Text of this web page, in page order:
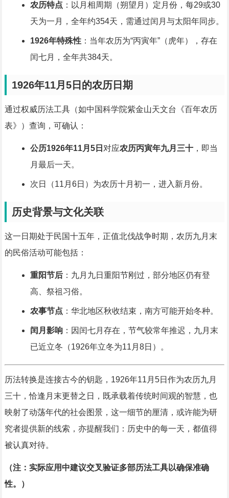
农历特点 ：以月相周期（朔望月）定月份，每29或30
天为一月，全年约354天，需通过闰月与太阳年同步。
1926年特殊性：当年农历为“丙寅年”（虎年），存在
闰七月，全年共384天。
1926年11月5日的农历日期
通过权威历法工具（如中国科学院紫金山天文台《百年农历
表》）查询，可确认：
公历1926年11月5日 对应农历丙寅年九月三十，即当
月最后一天。
次日（11月6日）为农历十月初一，进入新月份。
历史背景与文化关联
这一日期处于民国十五年，正值北伐战争时期，农历九月末
的民俗活动可能包括：
重阳节后：九月九日重阳节刚过，部分地区仍有登
高、祭祖习俗。
农事节点 ：华北地区秋收结束，南方可能开始冬种。
闰月影响：因闰七月存在，节气较常年推迟，九月末
已近立冬（1926年立冬为11月8日）。
历法转换是连接古今的钥匙，1926年11月5日作为农历九月
三十，恰逢月末更替之日，既承载着传统时间观的智慧，也
映射了动荡年代的社会图景，这一细节的厘清，或许能为研
究者提供新的线索，亦提醒我们：历史中的每一天，都值得
被认真对待。
（注：实际应用中建议交叉验证多部历法工具以确保准确
性。）